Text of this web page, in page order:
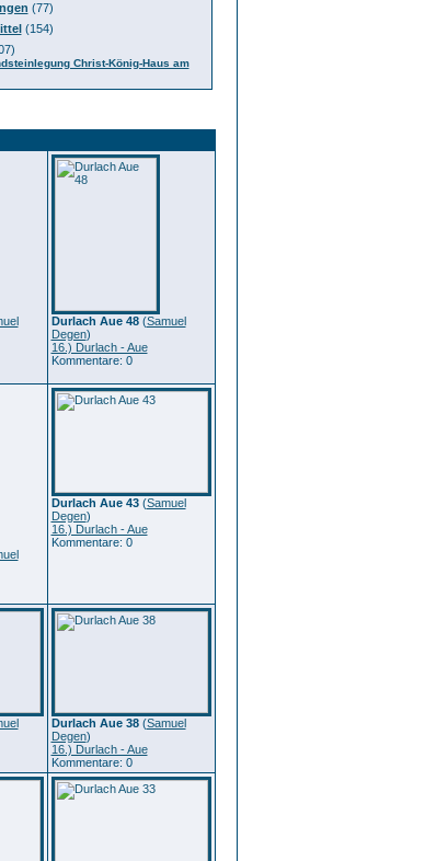
(77)
(154)
Christ-König-Haus am
Durlach Aue 48(Samuel
Degen)
16.) Durlach - Aue
Kommentare: 0
Durlach Aue 43(Samuel
Degen)
16.) Durlach - Aue
Kommentare: 0
Durlach Aue 38(Samuel
Degen)
16.) Durlach - Aue
Kommentare: 0